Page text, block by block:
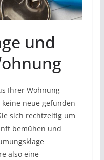
und
Ihrer Wohnung
neue gefunden
sich rechtzeitig um
bemühen und
also eine